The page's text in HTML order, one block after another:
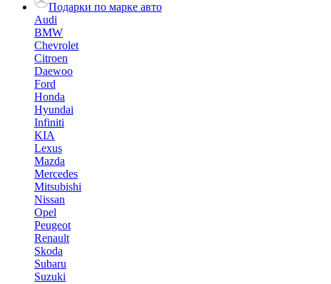
Подарки по марке авто
Audi
BMW
Chevrolet
Citroen
Daewoo
Ford
Honda
Hyundai
Infiniti
KIA
Lexus
Mazda
Mercedes
Mitsubishi
Nissan
Opel
Peugeot
Renault
Skoda
Subaru
Suzuki